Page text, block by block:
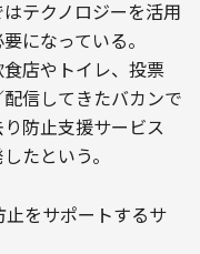
テクノロジーを活用
になっている。
店やトイレ、投票
信してきたバカンで
防止支援サービス
たという。
をサポートするサ